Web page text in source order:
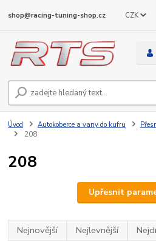
CZK
shop@racing-tuning-shop.cz
Úvod Autokoberce a vany do kufru
208
208
Upřesnit
Nejnovější Nejlevnější